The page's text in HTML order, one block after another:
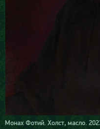
Монах Фотий. Холст, масло.